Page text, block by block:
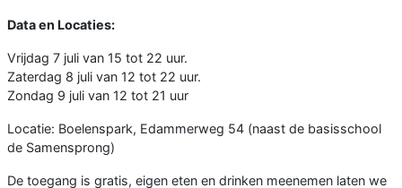
Data en Locaties:
Vrijdag 7 juli van 15 tot 22 uur.
Zaterdag 8 juli van 12 tot 22 uur.
Zondag 9 juli van 12 tot 21 uur
Locatie: Boelenspark, Edammerweg 54 (naast de basisschool
de Samensprong)
De toegang is gratis, eigen eten en drinken meenemen laten we